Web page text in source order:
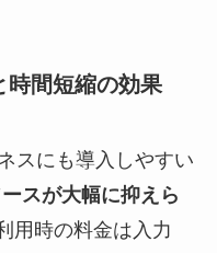
時間短縮の効果
スにも導入しやすい
スが大幅に抑えら
用時の料金は入力